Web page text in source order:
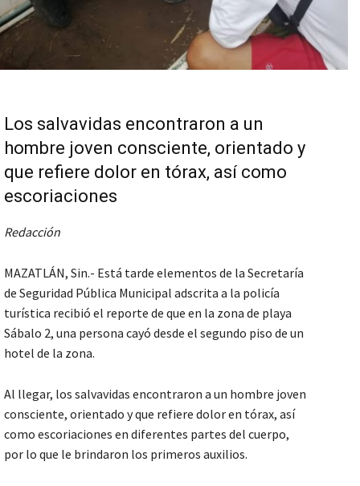
Los salvavidas encontraron a un
hombre joven consciente, orientado y
que refiere dolor en tórax, así como
escoriaciones
Redacción
MAZATLÁN, Sin.- Está tarde elementos de la Secretaría
de Seguridad Pública Municipal adscrita a la policía
turística recibió el reporte de que en la zona de playa
Sábalo 2, una persona cayó desde el segundo piso de un
hotel de la zona.
Al llegar, los salvavidas encontraron a un hombre joven
consciente, orientado y que refiere dolor en tórax, así
como escoriaciones en diferentes partes del cuerpo,
por lo que le brindaron los primeros auxilios.